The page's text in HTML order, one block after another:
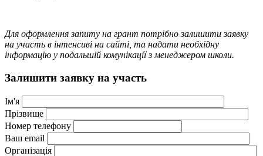
Для оформлення запиту на грант потрібно залишити заявку
на участь в інтенсиві на сайті, та надати необхідну
інформацію у подальшій комунікації з менеджером школи.
Залишити заявку на участь
Iм'я
Прiзвище
Номер телефону
Ваш email
Організація